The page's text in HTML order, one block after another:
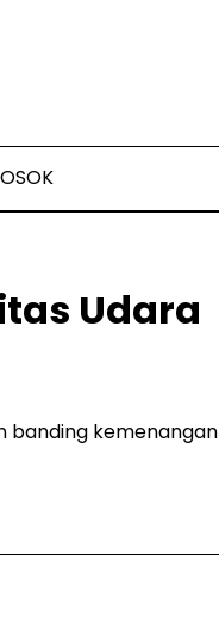
Udara
banding kemenangan